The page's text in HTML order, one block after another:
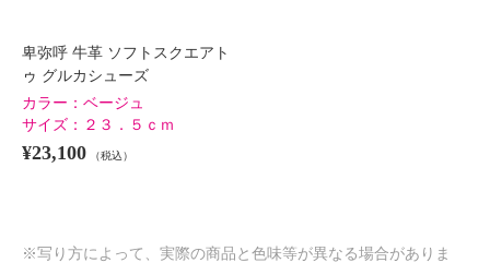
卑弥呼 牛革 ソフトスクエアト
ゥ グルカシューズ
カラー： ベージュ
サイズ： ２３．５ｃｍ
¥23,100 （税込）
※写り方によって、実際の商品と色味等が異なる場合がありま